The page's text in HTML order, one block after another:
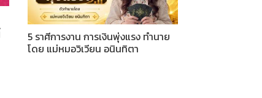
5 ราศีการงาน การเงินพุ่งแรง ทำนาย
โดย แม่หมอวิเวียน อนินทิตา